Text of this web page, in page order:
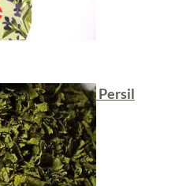
Persil